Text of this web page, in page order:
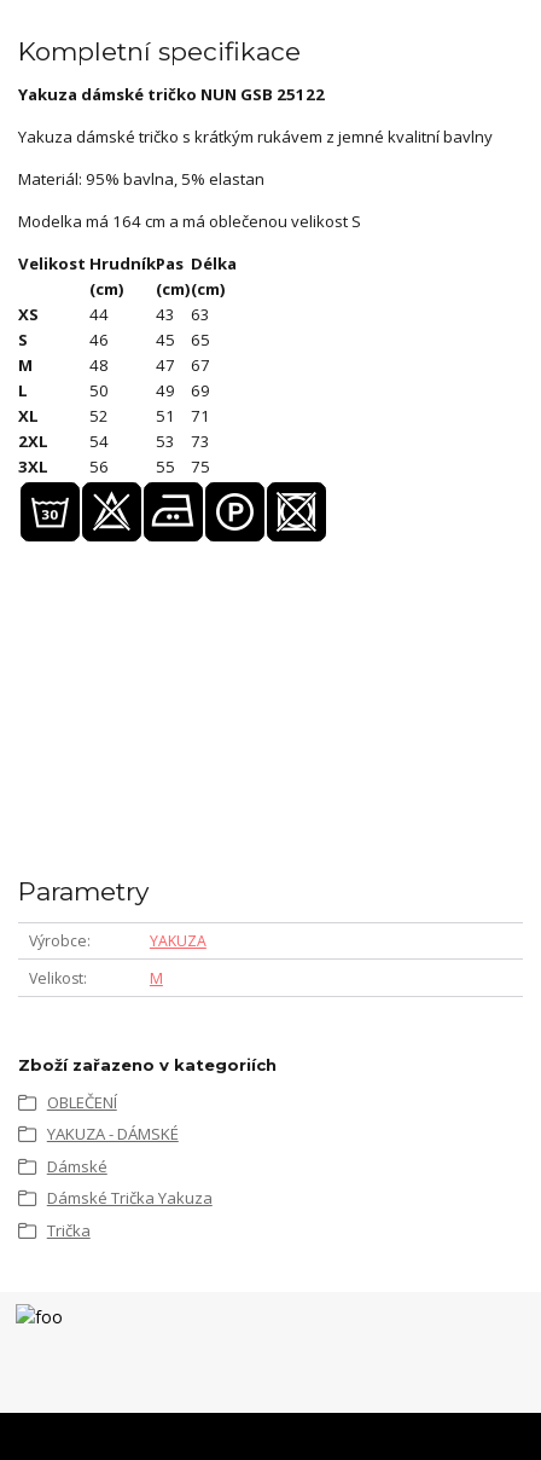
Kompletní specifikace
Yakuza dámské tričko NUN GSB 25122
Yakuza dámské tričko s krátkým rukávem z jemné kvalitní bavlny
Materiál: 95% bavlna, 5% elastan
Modelka má 164 cm a má oblečenou velikost S
Velikost Hrudník
(cm)
Pas
(cm)
Délka
(cm)
XS
44 43
63
S
46 45
65
M
48 47
67
L
50 49
69
XL
52 51
71
2XL
54 53
73
3XL
56 55 75
Parametry
Výrobce
YAKUZA
Velikost
M
Zboží zařazeno v kategoriích
OBLEČENÍ
YAKUZA - DÁMSKÉ
Dámské
Dámské Trička Yakuza
Trička